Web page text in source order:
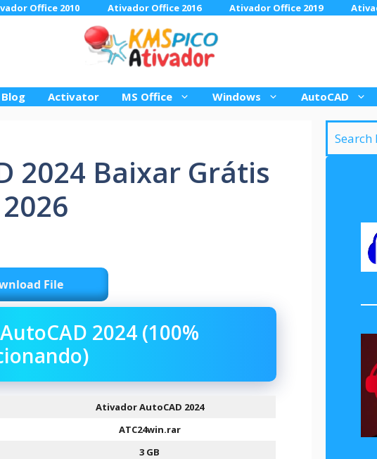
Office 2010 Ativador Office 2016 Ativador Office 2019
Blog Activator MS Office Windows AutoCAD
2024 Baixar Grátis
File
2024 (100%
Ativador AutoCAD 2024
ATC24win.rar
3 GB